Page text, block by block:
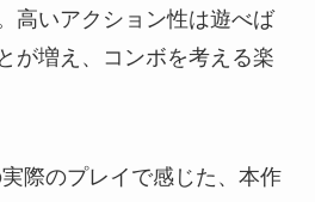
高いアクション性は遊べば
が増え、コンボを考える楽
際のプレイで感じた、本作